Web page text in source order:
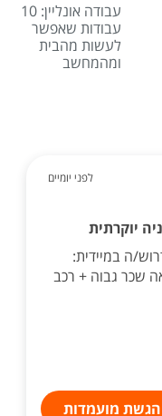
עבודה אונליין: 10
עבודות שאפשר
לעשות מהבית
ומהמחשב
לפני יומיים
יוקרתית
ה במיידית:
שכר גבוה + רכב
הגשת מועמדות